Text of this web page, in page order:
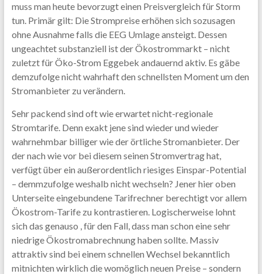
muss man heute bevorzugt einen Preisvergleich für Storm
tun. Primär gilt: Die Strompreise erhöhen sich sozusagen
ohne Ausnahme falls die EEG Umlage ansteigt. Dessen
ungeachtet substanziell ist der Ökostrommarkt – nicht
zuletzt für Öko-Strom Eggebek andauernd aktiv. Es gäbe
demzufolge nicht wahrhaft den schnellsten Moment um den
Stromanbieter zu verändern.
Sehr packend sind oft wie erwartet nicht-regionale
Stromtarife. Denn exakt jene sind wieder und wieder
wahrnehmbar billiger wie der örtliche Stromanbieter. Der
der nach wie vor bei diesem seinen Stromvertrag hat,
verfügt über ein außerordentlich riesiges Einspar-Potential
– demmzufolge weshalb nicht wechseln? Jener hier oben
Unterseite eingebundene Tarifrechner berechtigt vor allem
Ökostrom-Tarife zu kontrastieren. Logischerweise lohnt
sich das genauso , für den Fall, dass man schon eine sehr
niedrige Ökostromabrechnung haben sollte. Massiv
attraktiv sind bei einem schnellen Wechsel bekanntlich
mitnichten wirklich die womöglich neuen Preise – sondern